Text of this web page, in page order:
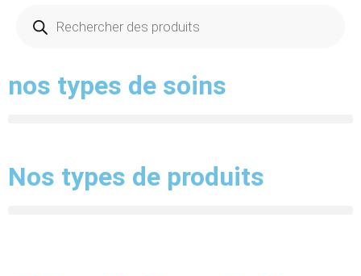
nos types de soins
Nos types de produits